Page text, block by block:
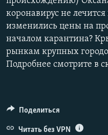
коронавирус не
изменились цены на
началом карантина?
рынкам крупных
Подробнее смотрите в
Поделиться
Читать без VPN